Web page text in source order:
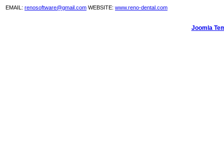
EMAIL: renosoftware@gmail.com WEBSITE: www.reno-dental.com
Joomla